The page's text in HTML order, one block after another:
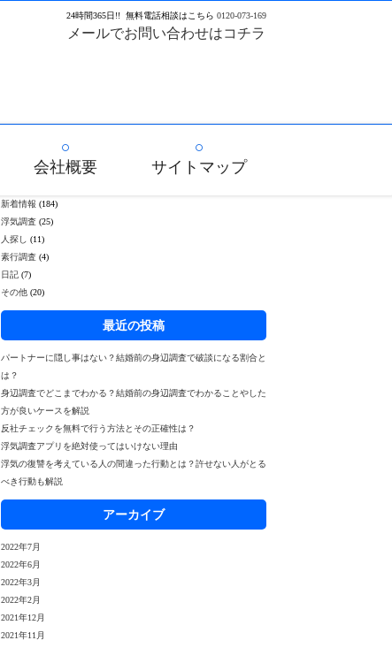
24時間365日!! 無料電話相談はこちら 0120-073-169
メールでお問い合わせはコチラ
会社概要 サイトマップ
新着情報 (184)
浮気調査 (25)
人探し
(11)
素行調査 (4)
日記 (7)
その他 (20)
最近の投稿
パートナーに隠し事はない？結婚前の身辺調査で破談になる割合と
は？
身辺調査でどこまでわかる？結婚前の身辺調査でわかることやした
方が良いケースを解説
反社チェックを無料で行う方法とその正確性は？
浮気調査アプリを絶対使ってはいけない理由
浮気の復讐を考えている人の間違った行動とは？許せない人がとる
べき行動も解説
アーカイブ
2022年7月
2022年6月
2022年3月
2022年2月
2021年12月
2021年11月